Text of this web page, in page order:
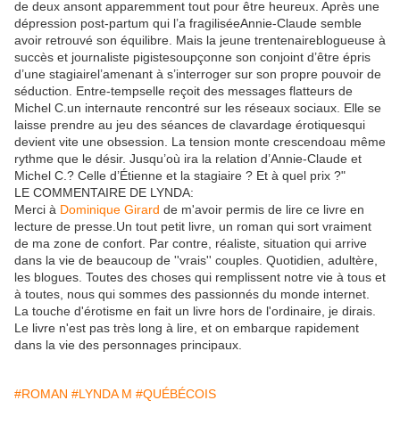
de deux ansont apparemment tout pour être heureux. Après une
dépression post-partum qui l’a fragiliséeAnnie-Claude semble
avoir retrouvé son équilibre. Mais la jeune trentenaireblogueuse à
succès et journaliste pigistesoupçonne son conjoint d’être épris
d’une stagiairel’amenant à s’interroger sur son propre pouvoir de
séduction. Entre-tempselle reçoit des messages flatteurs de
Michel C.un internaute rencontré sur les réseaux sociaux. Elle se
laisse prendre au jeu des séances de clavardage érotiquesqui
devient vite une obsession. La tension monte crescendoau même
rythme que le désir. Jusqu’où ira la relation d’Annie-Claude et
Michel C.? Celle d’Étienne et la stagiaire ? Et à quel prix ?"
LE COMMENTAIRE DE LYNDA:
Merci à Dominique Girard de m'avoir permis de lire ce livre en
lecture de presse.Un tout petit livre, un roman qui sort vraiment
de ma zone de confort. Par contre, réaliste, situation qui arrive
dans la vie de beaucoup de ''vrais'' couples. Quotidien, adultère,
les blogues. Toutes des choses qui remplissent notre vie à tous et
à toutes, nous qui sommes des passionnés du monde internet.
La touche d'érotisme en fait un livre hors de l'ordinaire, je dirais.
Le livre n'est pas très long à lire, et on embarque rapidement
dans la vie des personnages principaux.
#ROMAN #LYNDA M #QUÉBÉCOIS